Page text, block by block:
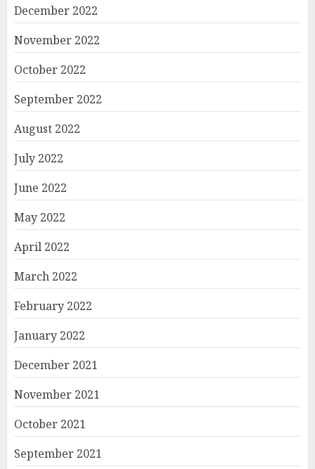
December 2022
November 2022
October 2022
September 2022
August 2022
July 2022
June 2022
May 2022
April 2022
March 2022
February 2022
January 2022
December 2021
November 2021
October 2021
September 2021